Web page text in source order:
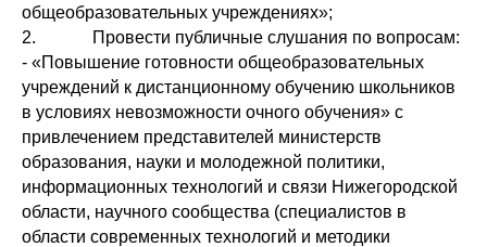
общеобразовательных учреждениях»;
2. Провести публичные слушания по вопросам:
- «Повышение готовности общеобразовательных
учреждений к дистанционному обучению школьников
в условиях невозможности очного обучения» с
привлечением представителей министерств
образования, науки и молодежной политики,
информационных технологий и связи Нижегородской
области, научного сообщества (специалистов в
области современных технологий и методики